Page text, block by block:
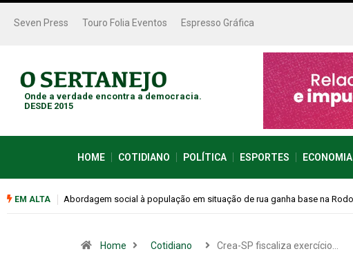
Seven Press Touro Folia Eventos Espresso Gráfica
Onde a verdade encontra a democracia.
DESDE 2015
HOME COTIDIANO POLÍTICA ESPORTES ECONOMIA
EM ALTA Cemitérios terão horário especial e missas no Dia dos Pais
Home Cotidiano Crea-SP fiscaliza exercício…